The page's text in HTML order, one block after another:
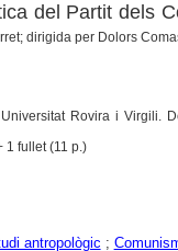
del Partit dels
dirigida per Dolors
Rovira i Virgili.
1 fullet (11 p.)
antropològic ;